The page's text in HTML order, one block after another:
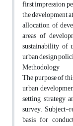
first impression
the development
allocation of
areas of
sustainability of
urban design
Methodology
The purpose of
urban
setting strategy
survey. Subject-
basis for